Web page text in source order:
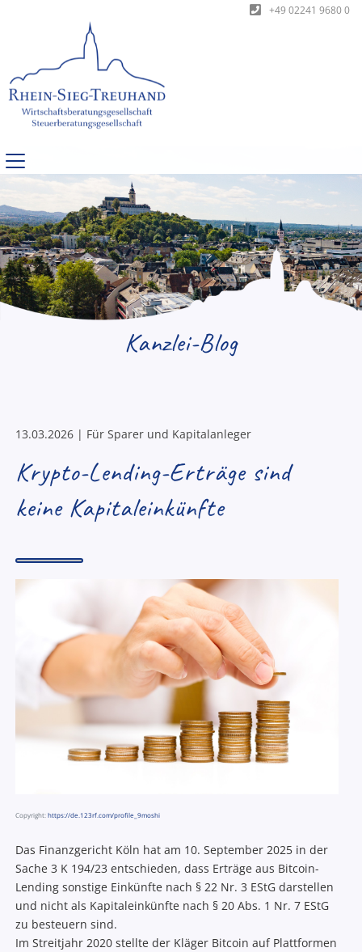
+49 02241 9680 0
Kanzlei-Blog
13.03.2026 | Für Sparer und Kapitalanleger
Krypto-Lending-Erträge sind
keine Kapitaleinkünfte
Copyright:https://de.123rf.com/profile_9moshi
Das Finanzgericht Köln hat am 10. September 2025 in der
Sache 3 K 194/23 entschieden, dass Erträge aus Bitcoin-
Lending sonstige Einkünfte nach § 22 Nr. 3 EStG darstellen
und nicht als Kapitaleinkünfte nach § 20 Abs. 1 Nr. 7 EStG
zu besteuern sind.
Im Streitjahr 2020 stellte der Kläger Bitcoin auf Plattformen